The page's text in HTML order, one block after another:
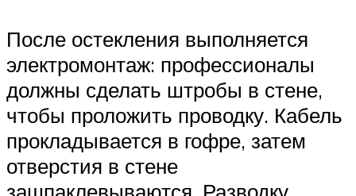
После остекления выполняется
электромонтаж: профессионалы
должны сделать штробы в стене,
чтобы проложить проводку. Кабель
прокладывается в гофре, затем
отверстия в стене